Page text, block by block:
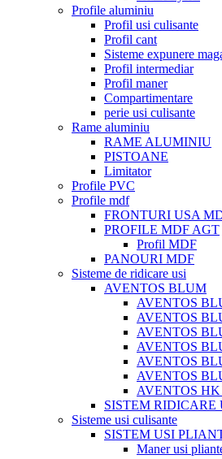
Profile aluminiu
Profil usi culisante
Profil cant
Sisteme expunere
Profil intermediar
Profil maner
Compartimentare
perie usi culisante
Rame aluminiu
RAME ALUMINIU
PISTOANE
Limitator
Profile PVC
Profile mdf
FRONTURI USA
PROFILE MDF AGT
Profil MDF
PANOURI MDF
Sisteme de ridicare usi
AVENTOS BLUM
AVENTOS
AVENTOS
AVENTOS
AVENTOS
AVENTOS
AVENTOS
AVENTOS HK
SISTEM RIDICARE
Sisteme usi culisante
SISTEM USI
Maner usi